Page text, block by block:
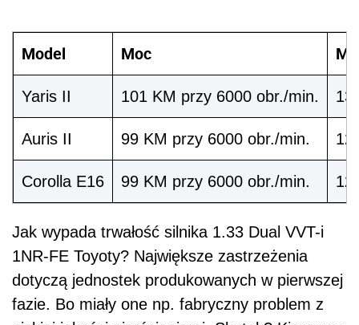
1NR-FE Toyoty? Największe zastrzeżenia
dotyczą jednostek produkowanych w pierwszej
fazie. Bo miały one np. fabryczny problem z
niskiej jakości pierścieniami. Skutek? Kierowcy
ASO z niesprawną jednostką, która wymagała
gruntownego remontu. To jednak nie koniec
problemów, bo benzyniaki z początku produkcji
miały też kłopoty z nagarem zbierającym się
na gniazdach zaworowych.
Zobacz również:Używane: Toyota Yaris II
(2005 - 2011) - opinie i typowe usterki